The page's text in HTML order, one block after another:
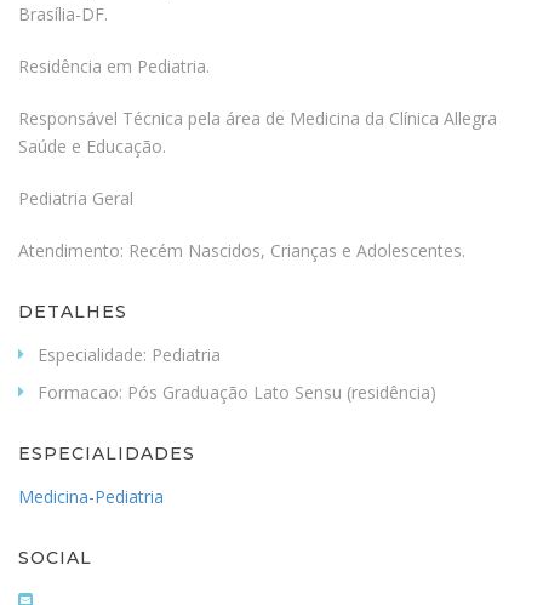
Brasília-DF.
Residência em Pediatria.
Responsável Técnica pela área de Medicina da Clínica Allegra
Saúde e Educação.
Pediatria Geral
Atendimento: Recém Nascidos, Crianças e Adolescentes.
DETALHES
Especialidade: Pediatria
Formacao: Pós Graduação Lato Sensu (residência)
ESPECIALIDADES
Medicina-Pediatria
SOCIAL